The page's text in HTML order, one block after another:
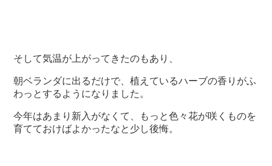
そして気温が上がってきたのもあり、
朝ベランダに出るだけで、植えているハーブの香りがふ
わっとするようになりました。
今年はあまり新入がなくて、もっと色々花が咲くものを
育てておけばよかったなと少し後悔。